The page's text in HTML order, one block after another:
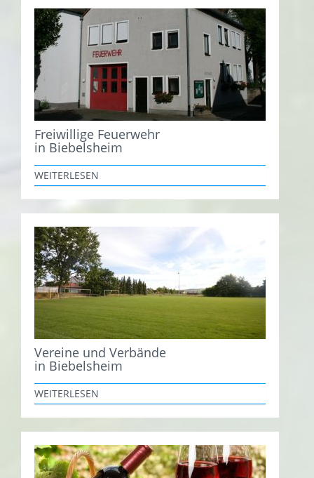
Freiwillige Feuerwehr
in Biebelsheim
WEITERLESEN
Vereine und Verbände
in Biebelsheim
WEITERLESEN